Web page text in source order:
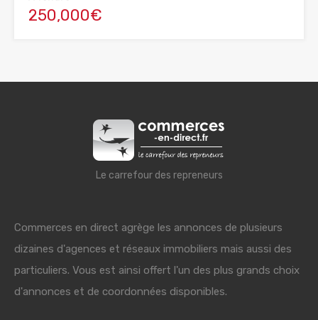
250,000€
Le carrefour des repreneurs
Commerces en direct agrège les annonces de plusieurs
dizaines d'agences et réseaux immobiliers mais aussi des
particuliers. Vous est ainsi offert l'un des plus grands choix
d'annonces et de coordonnées disponibles.